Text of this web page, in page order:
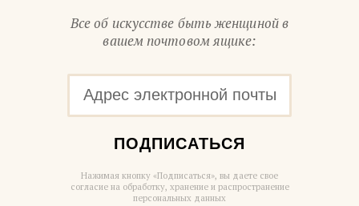
Все об искусстве быть женщиной в
вашем почтовом ящике:
ПОДПИСАТЬСЯ
Нажимая кнопку «Подписаться», вы даете свое
согласие на обработку, хранение и распространение
персональных данных